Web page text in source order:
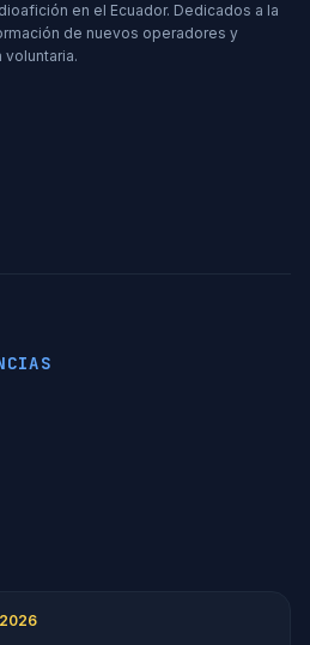
en el Ecuador. Dedicados a la
de nuevos operadores y